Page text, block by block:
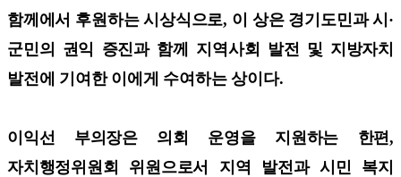
함께에서 후원하는 시상식으로, 이 상은 경기도민과 시·
군민의 권익 증진과 함께 지역사회 발전 및 지방자치
발전에 기여한 이에게 수여하는 상이다.
이익선 부의장은 의회 운영을 지원하는 한편,
자치행정위원회 위원으로서 지역 발전과 시민 복지